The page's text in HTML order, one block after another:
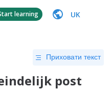
learning UK
Приховати текст
post